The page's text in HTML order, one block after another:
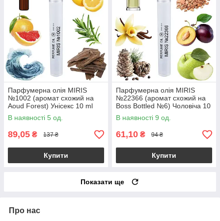
Парфумерна олія MIRIS
№1002 (аромат схожий на
Aoud Forest) Унісекс 10 ml
В наявності 5 од.
89,05 ₴ 137 ₴
Купити
Парфумерна олія MIRIS
№22366 (аромат схожий на
Boss Bottled №6) Чоловіча 10
ml
В наявності 9 од.
61,10 ₴ 94 ₴
Купити
Показати ще
Про нас